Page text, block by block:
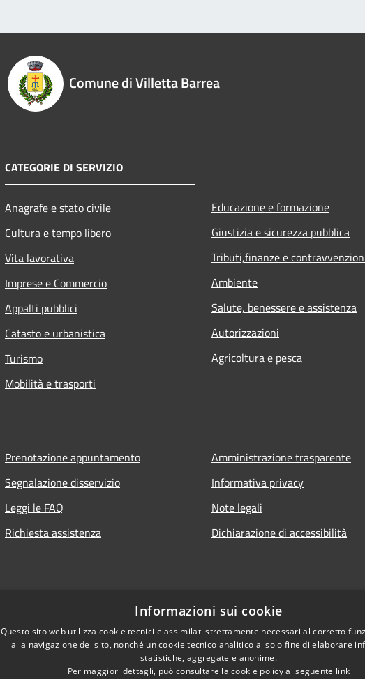
Comune di Villetta Barrea
CATEGORIE DI SERVIZIO
Anagrafe e stato civile
Cultura e tempo libero
Vita lavorativa
Imprese e Commercio
Appalti pubblici
Catasto e urbanistica
Turismo
Mobilità e trasporti
Educazione e formazione
Giustizia e sicurezza pubblica
Tributi,finanze e
Ambiente
Salute, benessere e assistenza
Autorizzazioni
Agricoltura e pesca
Prenotazione appuntamento
Segnalazione disservizio
Leggi le FAQ
Richiesta assistenza
Amministrazione trasparente
Informativa privacy
Note legali
Dichiarazione di accessibilità
Informazioni sui cookie
Questo sito web utilizza cookie tecnici e assimilati strettamente necessari al corretto
alla navigazione del sito, nonché un cookie tecnico analitico al solo fine di elaborare
statistiche, aggregate e anonime.
Per maggiori dettagli, può consultare la cookie policy al seguente link